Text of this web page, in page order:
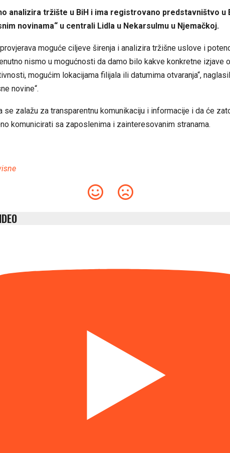
analizira tržište u BiH i ima registrovano predstavništvo u
novinama“ u centrali Lidla u Nekarsulmu u Njemačkoj.
moguće ciljeve širenja i analizira tržišne uslove i
nismo u mogućnosti da damo bilo kakve konkretne izjave
mogućim lokacijama filijala ili datumima otvaranja“,
novine“.
se zalažu za transparentnu komunikaciju i informacije i da će
komunicirati sa zaposlenima i zainteresovanim stranama.